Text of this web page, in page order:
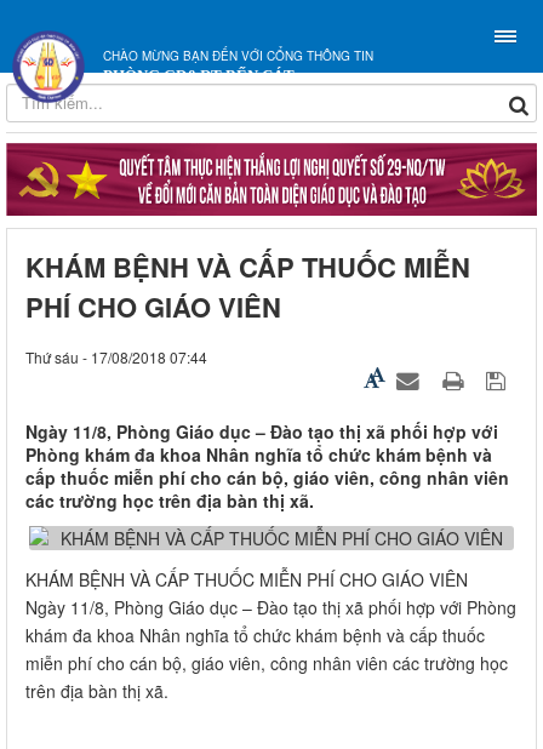
CHÀO MỪNG BẠN ĐẾN VỚI CỔNG THÔNG TIN
PHÒNG GD&ĐT BẾN CÁT
KHÁM BỆNH VÀ CẤP THUỐC MIỄN
PHÍ CHO GIÁO VIÊN
Thứ sáu - 17/08/2018 07:44
Ngày 11/8, Phòng Giáo dục – Đào tạo thị xã phối hợp với
Phòng khám đa khoa Nhân nghĩa tổ chức khám bệnh và
cấp thuốc miễn phí cho cán bộ, giáo viên, công nhân viên
các trường học trên địa bàn thị xã.
KHÁM BỆNH VÀ CẤP THUỐC MIỄN PHÍ CHO GIÁO VIÊN
Ngày 11/8, Phòng Giáo dục – Đào tạo thị xã phối hợp với Phòng
khám đa khoa Nhân nghĩa tổ chức khám bệnh và cấp thuốc
miễn phí cho cán bộ, giáo viên, công nhân viên các trường học
trên địa bàn thị xã.